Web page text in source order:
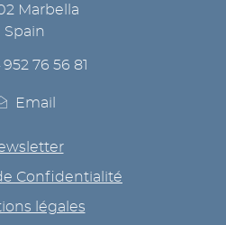
Marbella
Spain
952 76 56 81
Email
Confidentialité
légales